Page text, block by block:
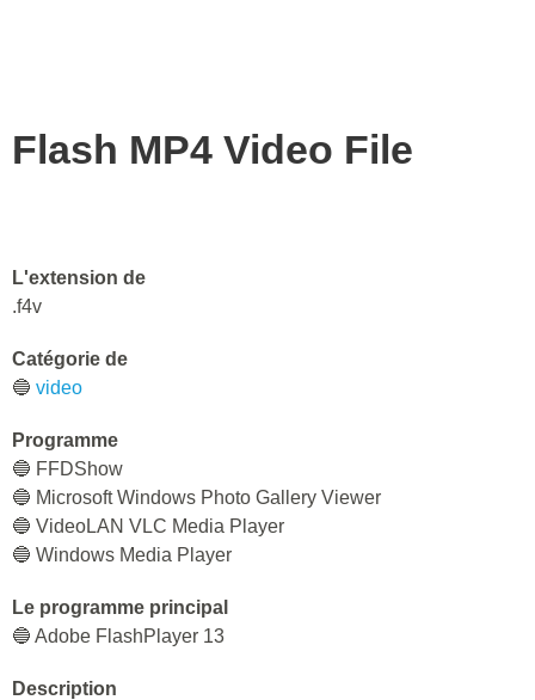
Flash MP4 Video File
L'extension de
.f4v
Catégorie de
🔵 video
Programme
🔵 FFDShow
🔵 Microsoft Windows Photo Gallery Viewer
🔵 VideoLAN VLC Media Player
🔵 Windows Media Player
Le programme principal
🔵 Adobe FlashPlayer 13
Description